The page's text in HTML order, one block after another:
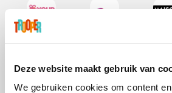
Deze website maakt gebruik van
We gebruiken cookies om content